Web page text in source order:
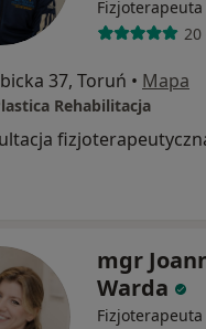
Fizjoterapeuta
37, Toruń • Mapa
Rehabilitacja
mgr
Warda
Fizjoterapeuta